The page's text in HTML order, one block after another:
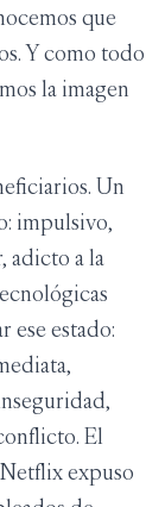
que
Y como todo
la imagen
Un
impulsivo,
adicto a la
ese estado:
El
expuso